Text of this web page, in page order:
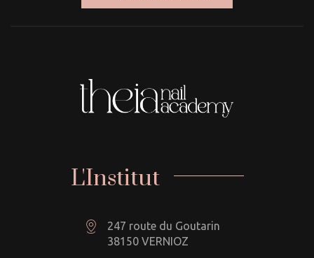
L'Institut
247 route du Goutarin
38150 VERNIOZ